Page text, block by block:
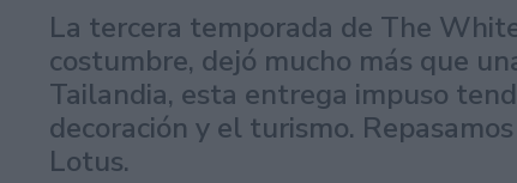
La tercera temporada de The
costumbre, dejó mucho más que
Tailandia, esta entrega impuso
decoración y el turismo.
Lotus.